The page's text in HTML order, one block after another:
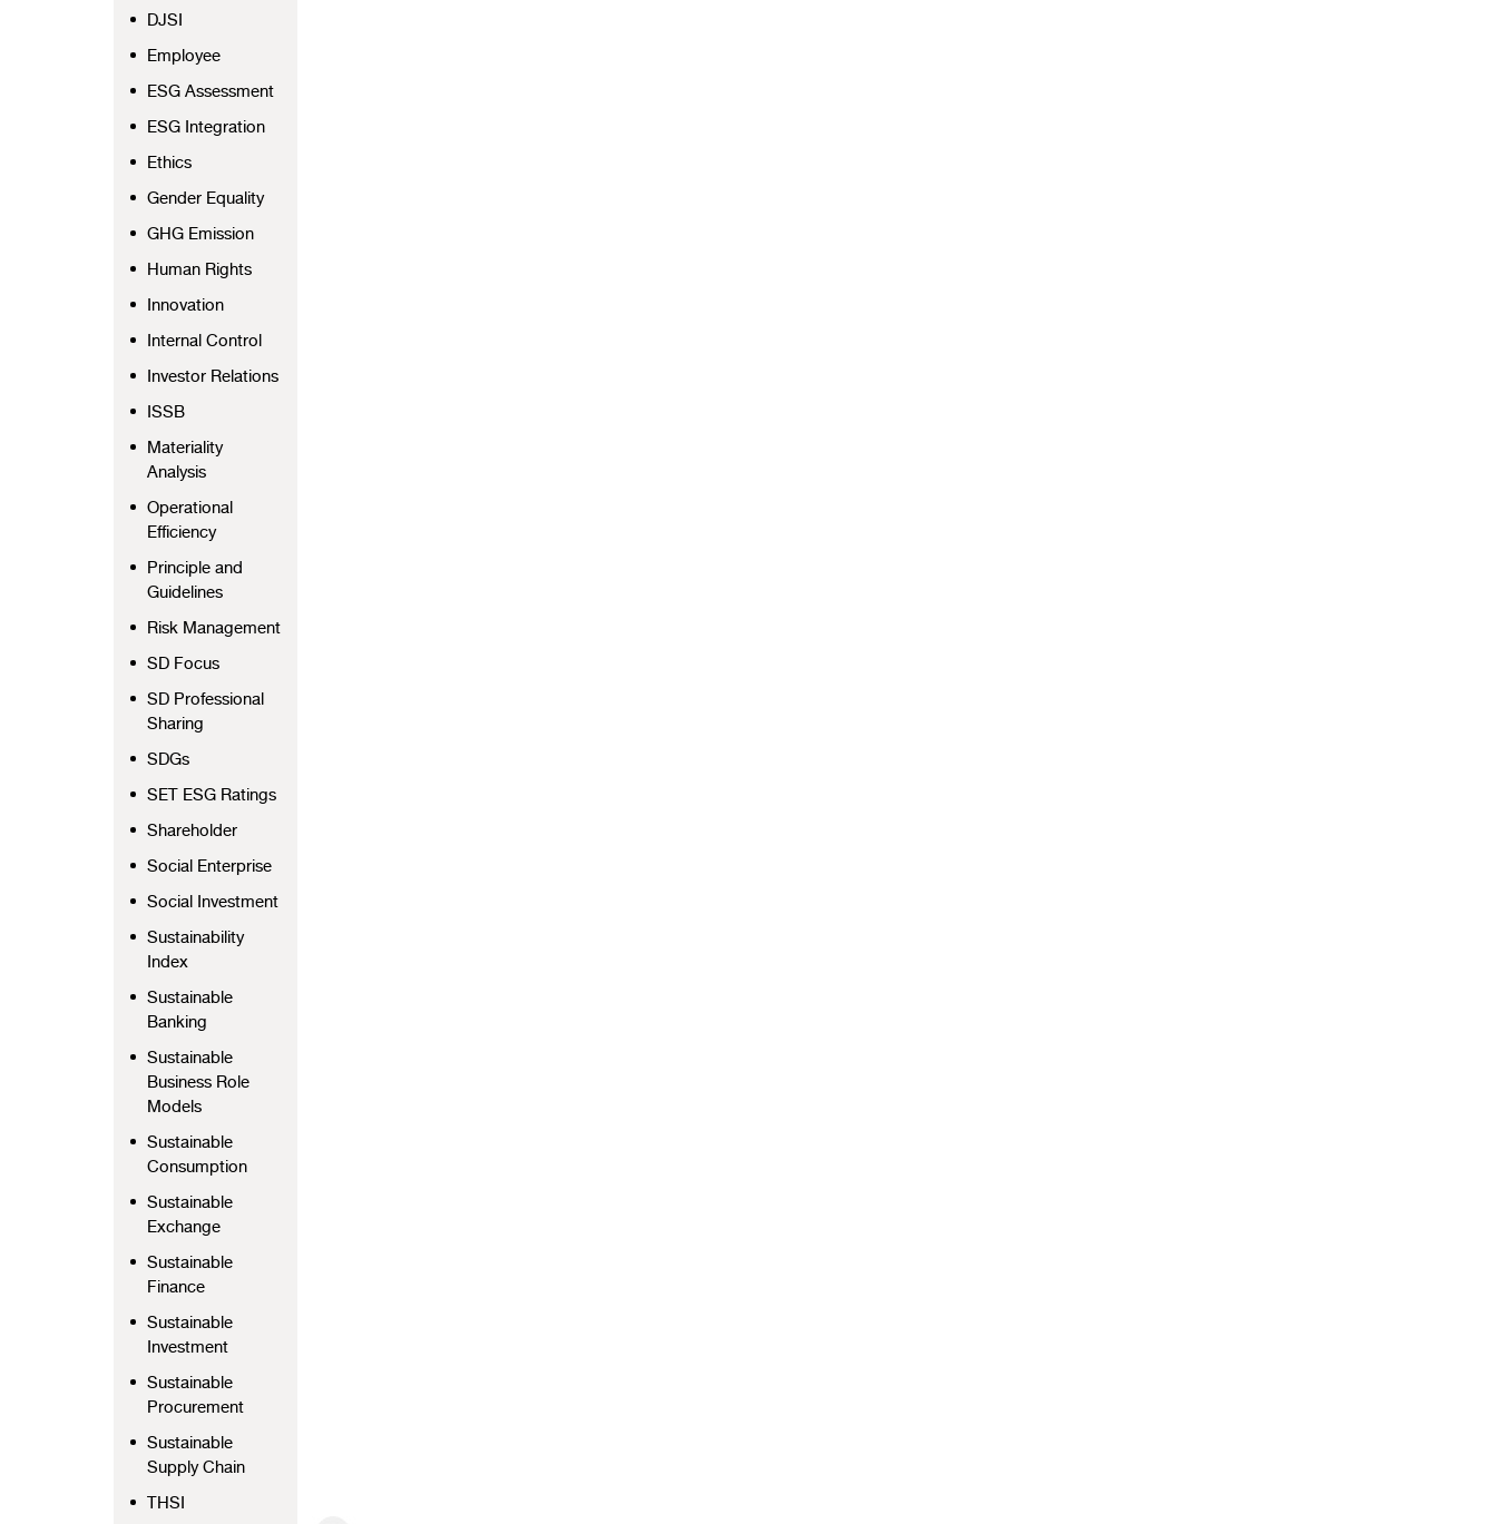
DJSI
Employee
ESG Assessment
ESG Integration
Ethics
Gender Equality
GHG Emission
Human Rights
Innovation
Internal Control
Investor Relations
ISSB
Materiality
Analysis
Operational
Efficiency
Principle and
Guidelines
Risk Management
SD Focus
SD Professional
Sharing
SDGs
SET ESG Ratings
Shareholder
Social Enterprise
Social Investment
Sustainability
Index
Sustainable
Banking
Sustainable
Business Role
Models
Sustainable
Consumption
Sustainable
Exchange
Sustainable
Finance
Sustainable
Investment
Sustainable
Procurement
Sustainable
Supply Chain
THSI